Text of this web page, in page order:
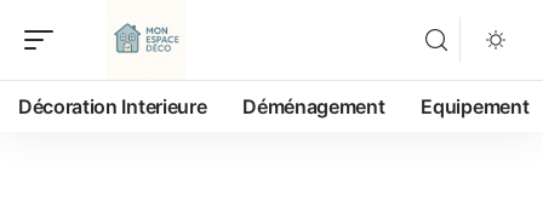
Décoration Interieure Déménagement Equipement